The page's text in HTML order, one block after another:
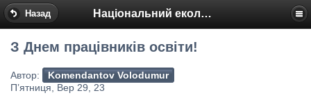
Назад Національний еколого-натуралістичний центр
З Днем працівників освіти!
Автор:
Komendantov Volodumur
П’ятниця, Вер 29, 23